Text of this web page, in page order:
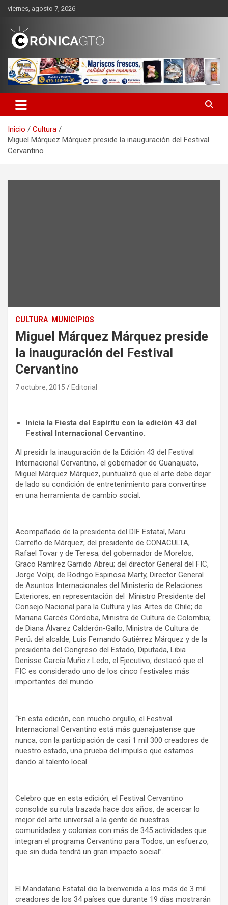
Saltar
contenido
viernes, agosto 7, 2026
CRONICA GUANAJUATO
Inicio
Cultura
Miguel Márquez Márquez preside la inauguración del Festival
Cervantino
CULTURA MUNICIPIOS
Miguel Márquez Márquez preside
la inauguración del Festival
Cervantino
7 octubre, 2015 Editorial
Inicia la Fiesta del Espíritu con la edición 43 del
Festival Internacional Cervantino.
Al presidir la inauguración de la Edición 43 del Festival
Internacional Cervantino, el gobernador de Guanajuato,
Miguel Márquez Márquez, puntualizó que el arte debe dejar
de lado su condición de entretenimiento para convertirse
en una herramienta de cambio social.
Acompañado de la presidenta del DIF Estatal, Maru
Carreño de Márquez; del presidente de CONACULTA,
Rafael Tovar y de Teresa; del gobernador de Morelos,
Graco Ramírez Garrido Abreu; del director General del FIC,
Jorge Volpi; de Rodrigo Espinosa Marty, Director General
de Asuntos Internacionales del Ministerio de Relaciones
Exteriores, en representación del Ministro Presidente del
Consejo Nacional para la Cultura y las Artes de Chile; de
Mariana Garcés Córdoba, Ministra de Cultura de Colombia;
de Diana Álvarez Calderón-Gallo, Ministra de Cultura de
Perú; del alcalde, Luis Fernando Gutiérrez Márquez y de la
presidenta del Congreso del Estado, Diputada, Libia
Denisse García Muñoz Ledo; el Ejecutivo, destacó que el
FIC es considerado uno de los cinco festivales más
importantes del mundo.
“En esta edición, con mucho orgullo, el Festival
Internacional Cervantino está más guanajuatense que
nunca, con la participación de casi 1 mil 300 creadores de
nuestro estado, una prueba del impulso que estamos
dando al talento local.
Celebro que en esta edición, el Festival Cervantino
consolide su ruta trazada hace dos años, de acercar lo
mejor del arte universal a la gente de nuestras
comunidades y colonias con más de 345 actividades que
integran el programa Cervantino para Todos, un esfuerzo,
que sin duda tendrá un gran impacto social”.
El Mandatario Estatal dio la bienvenida a los más de 3 mil
creadores de los 34 países que durante 19 días mostrarán